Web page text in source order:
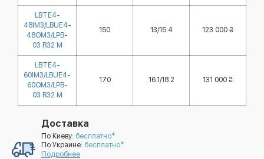
LBTE4-
48IM3/LBUE4-
48OM3/LPB-
03 R32 M
150 13/15.4 123 000 ₴
LBTE4-
60IM3/LBUE4-
60OM3/LPB-
03 R32 M
170 16.1/18.2 131 000 ₴
Доставка
По Киеву: бесплатно*
По Украине: бесплатно*
Подробнее